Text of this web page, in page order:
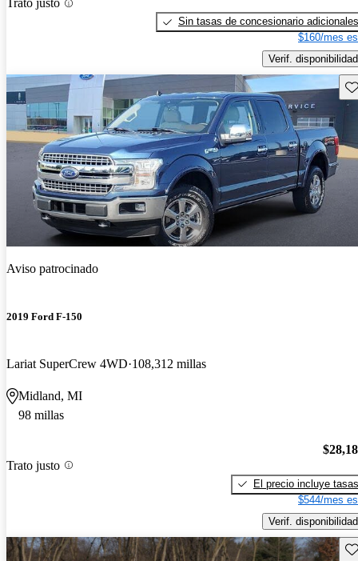
Trato justo
Sin tasas de concesionario adicionales
$160/mes
Verif. disponibilidad
Aviso patrocinado
2019 Ford F-150
Lariat SuperCrew 4WD 108,312 millas
Midland, MI
98 millas
Trato justo
El precio incluye tasas
$544/mes
Verif. disponibilidad